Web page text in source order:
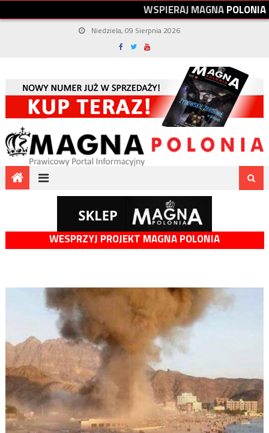
WSPIERAJMAGNAPOLONIA
Niedziela, 09 Sierpnia 2026
WESPRZYJ PROJEKT MAGNA POLONIA